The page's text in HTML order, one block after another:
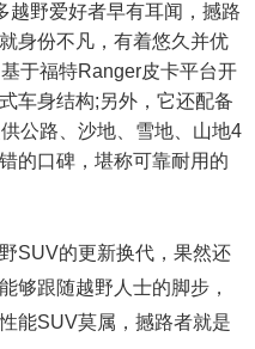
越野爱好者早有耳闻，撼路
身份不凡，有着悠久并优
于福特Ranger皮卡平台开
车身结构;另外，它还配备
公路、沙地、雪地、山地4
的口碑，堪称可靠耐用的
SUV的更新换代，果然还
够跟随越野人士的脚步，
能SUV莫属，撼路者就是